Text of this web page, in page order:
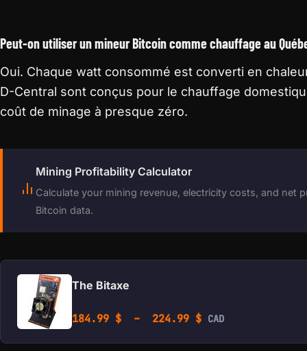
Peut-on utiliser un mineur Bitcoin comme chauffage au
Oui. Chaque watt consommé est converti en
D-Central sont conçus pour le chauffage
coût de minage à presque zéro.
Mining Profitability Calculator
Calculate your mining revenue, electricity costs, and net
Bitcoin data.
The Bitaxe
184.99 $ – 224.99 $Plage de prix :
CAD